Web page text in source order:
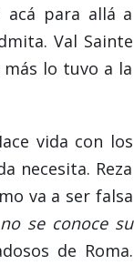
acá para allá a
Val Sainte
lo tuvo a la
vida con los
necesita. Reza
va a ser falsa
se conoce su
de Roma.